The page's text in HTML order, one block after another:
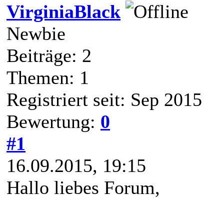
VirginiaBlack
Newbie
Beiträge: 2
Themen: 1
Registriert seit: Sep 2015
Bewertung: 0
#1
16.09.2015, 19:15
Hallo liebes Forum,